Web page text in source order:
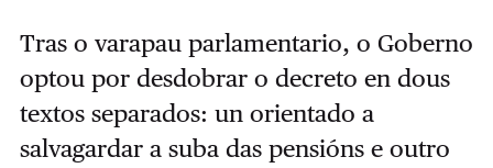
Tras o varapau parlamentario, o Goberno
optou por desdobrar o decreto en dous
textos separados: un orientado a
salvagardar a suba das pensións e outro